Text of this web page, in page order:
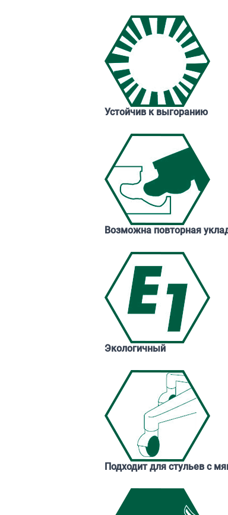
Устойчив к выгоранию
Возможна повторная
Экологичный
Подходит для стульев с